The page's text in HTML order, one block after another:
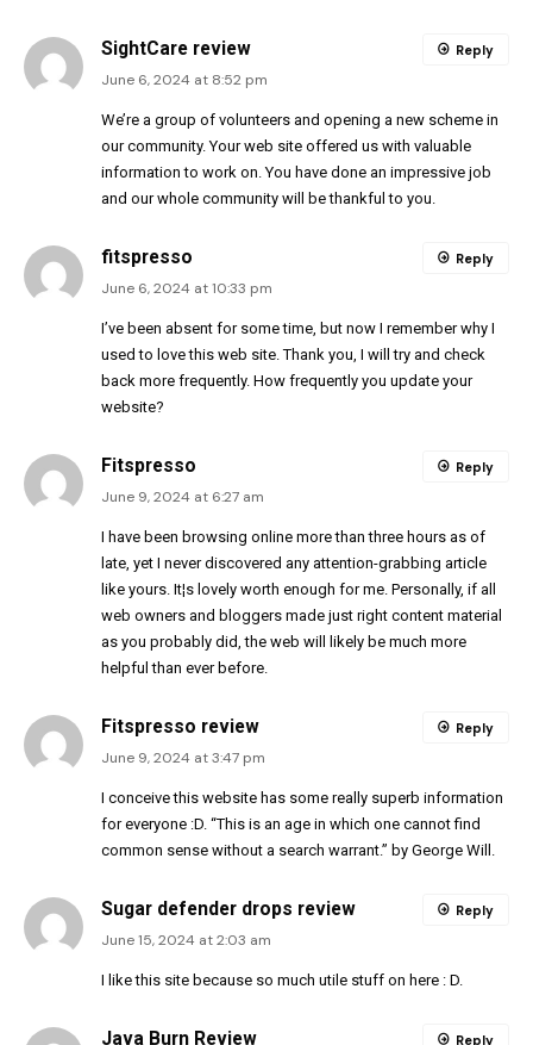
SightCare review
June 6, 2024 at 8:52 pm
We’re a group of volunteers and opening a new scheme in
our community. Your web site offered us with valuable
information to work on. You have done an impressive job
and our whole community will be thankful to you.
Reply
fitspresso
June 6, 2024 at 10:33 pm
I’ve been absent for some time, but now I remember why I
used to love this web site. Thank you, I will try and check
back more frequently. How frequently you update your
website?
Reply
Fitspresso
June 9, 2024 at 6:27 am
I have been browsing online more than three hours as of
late, yet I never discovered any attention-grabbing article
like yours. It¦s lovely worth enough for me. Personally, if all
web owners and bloggers made just right content material
as you probably did, the web will likely be much more
helpful than ever before.
Reply
Fitspresso review
June 9, 2024 at 3:47 pm
I conceive this website has some really superb information
for everyone :D. “This is an age in which one cannot find
common sense without a search warrant.” by George Will.
Reply
Sugar defender drops review
June 15, 2024 at 2:03 am
I like this site because so much utile stuff on here : D.
Reply
Java Burn Review Reply